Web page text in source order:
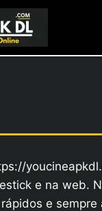
e na web.
e sempre